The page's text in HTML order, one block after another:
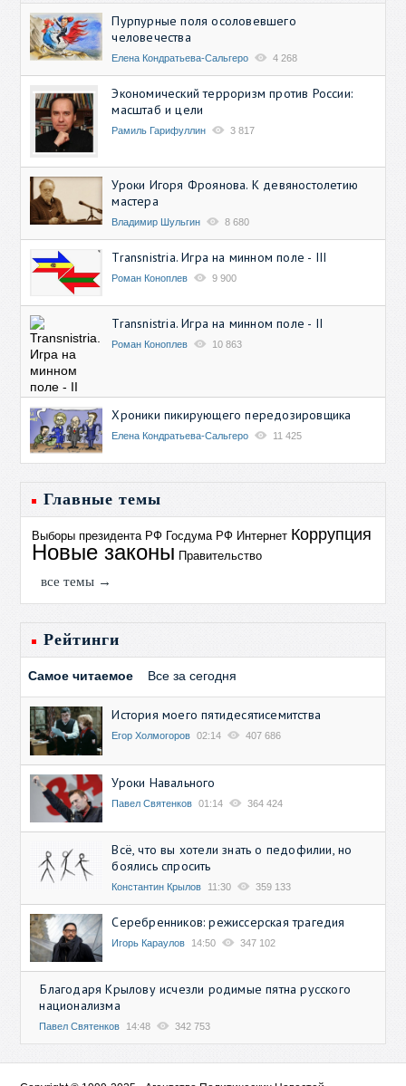
Пурпурные поля осоловевшего
человечества
Елена Кондратьева-Сальгеро 4 268
Экономический терроризм против России:
масштаб и цели
Рамиль Гарифуллин 3 817
Уроки Игоря Фроянова. К девяностолетию
мастера
Владимир Шульгин 8 680
Transnistria. Игра на минном поле - III
Роман Коноплев 9 900
Transnistria. Игра на минном поле - II
Роман Коноплев 10 863
Хроники пикирующего передозировщика
Елена Кондратьева-Сальгеро 11 425
Главные темы
Выборы президента РФ Госдума РФ Интернет Коррупция
Новые законы Правительство
все темы →
Рейтинги
Самое читаемое Все за сегодня
История моего пятидесятисемитства
Егор Холмогоров 02:14 407 686
Уроки Навального
Павел Святенков 01:14 364 424
Всё, что вы хотели знать о педофилии, но
боялись спросить
Константин Крылов 11:30 359 133
Серебренников: режиссерская трагедия
Игорь Караулов 14:50 347 102
Благодаря Крылову исчезли родимые пятна русского
национализма
Павел Святенков 14:48 342 753